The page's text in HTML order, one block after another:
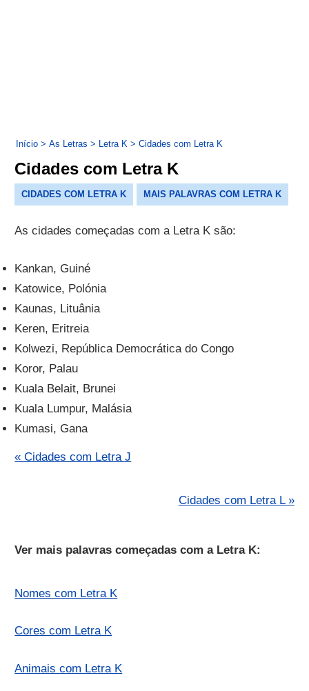
Início > As Letras > Letra K > Cidades com Letra K
Cidades com Letra K
CIDADES COM LETRA K MAIS PALAVRAS COM LETRA K
As cidades começadas com a Letra K são:
Kankan, Guiné
Katowice, Polónia
Kaunas, Lituânia
Keren, Eritreia
Kolwezi, República Democrática do Congo
Koror, Palau
Kuala Belait, Brunei
Kuala Lumpur, Malásia
Kumasi, Gana
« Cidades com Letra J
Cidades com Letra L »
Ver mais palavras começadas com a Letra K:
Nomes com Letra K
Cores com Letra K
Animais com Letra K